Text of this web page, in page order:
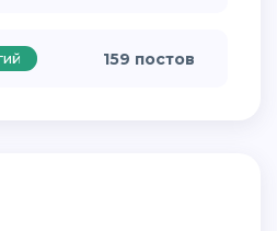
159 постов